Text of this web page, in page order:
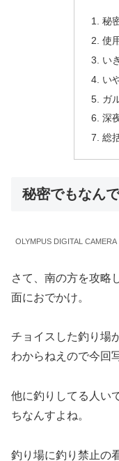
秘
使
い
い
ガ
深
総
秘密でもなん
OLYMPUS DIGITAL CAMERA
さて、南の方を攻略
面におでかけ。
チョイスした釣り場
わからねえので今回
他に釣りしてる人い
ちなんすよね。
釣り場に釣り禁止の